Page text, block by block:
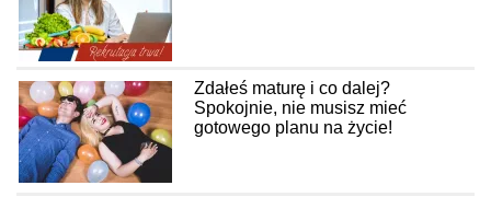
Zdałeś maturę i co dalej?
Spokojnie, nie musisz mieć
gotowego planu na życie!